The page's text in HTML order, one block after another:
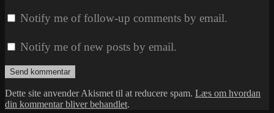
Notify me of follow-up comments by email.
Notify me of new posts by email.
Dette site anvender Akismet til at reducere spam. Læs om hvordan
din kommentar bliver behandlet.